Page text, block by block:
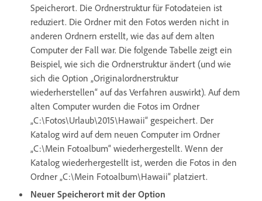
Speicherort. Die Ordnerstruktur für Fotodateien ist
reduziert. Die Ordner mit den Fotos werden nicht in
anderen Ordnern erstellt, wie das auf dem alten
Computer der Fall war. Die folgende Tabelle zeigt ein
Beispiel, wie sich die Ordnerstruktur ändert (und wie
sich die Option „Originalordnerstruktur
wiederherstellen“ auf das Verfahren auswirkt). Auf dem
alten Computer wurden die Fotos im Ordner
„C:\Fotos\Urlaub\2015\Hawaii“ gespeichert. Der
Katalog wird auf dem neuen Computer im Ordner
„C:\Mein Fotoalbum“ wiederhergestellt. Wenn der
Katalog wiederhergestellt ist, werden die Fotos in den
Ordner „C:\Mein Fotoalbum\Hawaii“ platziert.
Neuer Speicherort mit der Option